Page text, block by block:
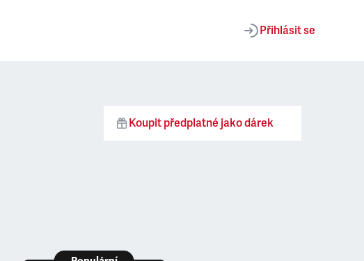
Přihlásit se
Koupit předplatné jako dárek